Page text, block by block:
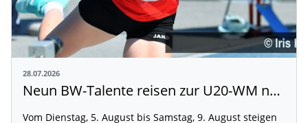
28.07.2026
Neun BW-Talente reisen zur U20-WM nach Eugene
Vom Dienstag, 5. August bis Samstag, 9. August steigen